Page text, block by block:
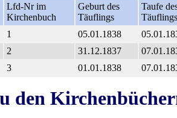
Lfd-Nr im
Kirchenbuch
Geburt des
Täuflings
Taufe
Täuflings
1 05.01.1838
2 31.12.1837
3 01.01.1838
den